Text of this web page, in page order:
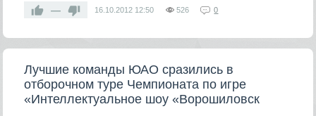
— 16.10.2012 12:50 526 0
Лучшие команды ЮАО сразились в
отборочном туре Чемпионата по игре
«Интеллектуальное шоу «Ворошиловск